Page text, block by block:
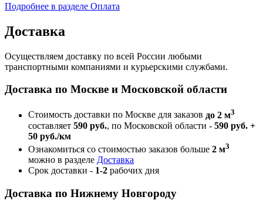
Подробнее в разделе Оплата
Доставка
Осуществляем доставку по всей России любыми
транспортными компаниями и курьерскими службами.
Доставка по Москве и Московской области
Стоимость доставки по Москве для заказов до 2 м3
составляет 590 руб., по Московской области - 590 руб. +
50 руб./км
Ознакомиться со стоимостью заказов больше 2 м3
можно в разделе Доставка
Срок доставки - 1-2 рабочих дня
Доставка по Нижнему Новгороду